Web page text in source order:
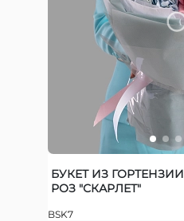
БУКЕТ ИЗ
РОЗ "СКАРЛЕТ"
BSK7